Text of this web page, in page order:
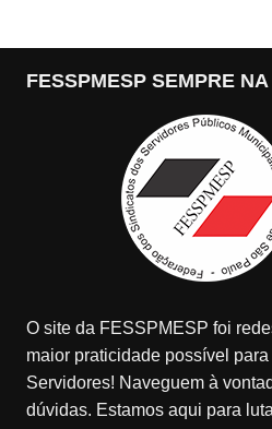
FESSPMESP SEMPRE
O site da FESSPMESP foi
maior praticidade possível
Servidores! Naveguem à
dúvidas. Estamos aqui para